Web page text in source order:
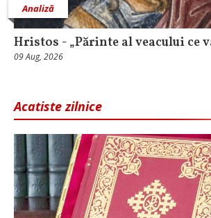
Analiză
Hristos - „Părinte al veacului ce
09 Aug, 2026
Acatiste zilnice